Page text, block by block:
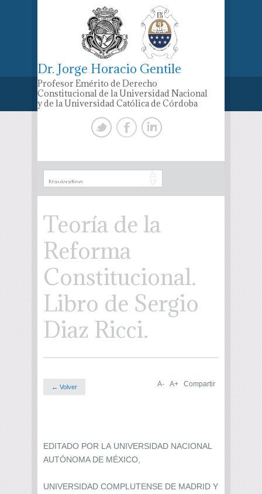
Dr. Jorge Horacio Gentile
Profesor Emérito de Derecho
Constitucional de la Universidad Nacional
y de la Universidad Católica de Córdoba
Teoría de la
Reforma
Constitucional.
Libro de Sergio
Diaz Ricci.
← Volver A- A+ Compartir
EDITADO POR LA UNIVERSIDAD NACIONAL
AUTÓNOMA DE MÉXICO,
UNIVERSIDAD COMPLUTENSE DE MADRID Y